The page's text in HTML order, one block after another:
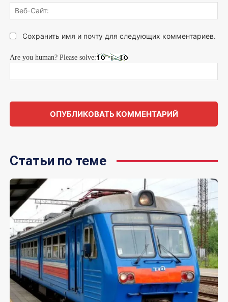
Сохранить имя и почту для следующих комментариев.
Are you human? Please solve:
Статьи по теме